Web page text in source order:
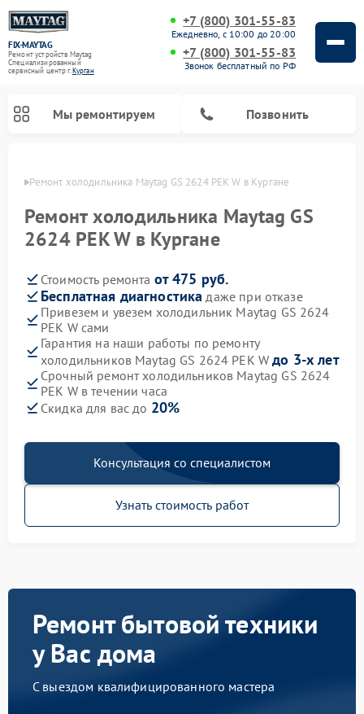
FIX-MAYTAG
Ремонт устройств Maytag
Специализированный
cервисный центр г.Курган
+7 (800) 301-55-83
Ежедневно, с 10:00 до 20:00
+7 (800) 301-55-83
Звонок бесплатный по РФ
Мы ремонтируем Позвонить
Ремонт холодильника Maytag GS 2624 PEK W в Кургане
Ремонт холодильника Maytag GS
2624 PEK W в Кургане
Стоимость ремонта от 475 руб.
Бесплатная диагностика даже при отказе
Привезем и увезем холодильник Maytag GS 2624
PEK W сами
Гарантия на наши работы по ремонту
холодильников Maytag GS 2624 PEK Wдо 3-х лет
Срочный ремонт холодильников Maytag GS 2624
PEK W в течении часа
Скидка для вас до 20%
Консультация со специалистом
Узнать стоимость работ
Ремонт бытовой техники
у Вас дома
С выездом квалифицированного мастера